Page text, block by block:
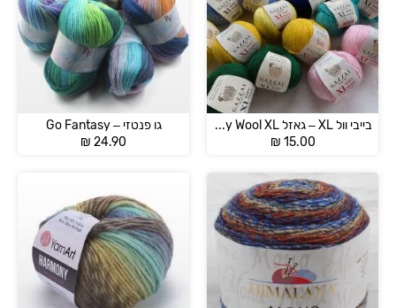
בייבי וול XL – גאזל Baby Wool XL
₪ 15.00
גו פנטזי – Go Fantasy
₪ 24.90